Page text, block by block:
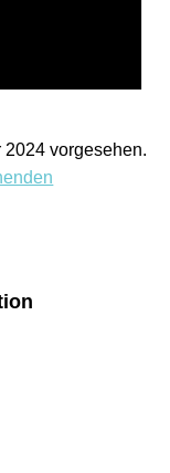
2024 vorgesehen.